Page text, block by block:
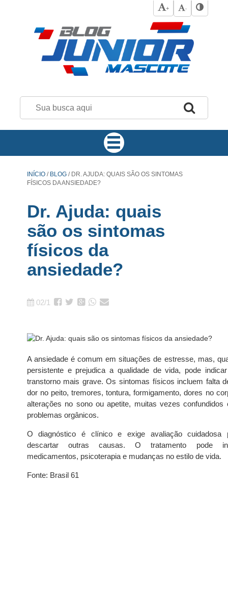
+ -
INÍCIO / BLOG /DR. AJUDA: QUAIS SÃO OS SINTOMAS
FÍSICOS DA ANSIEDADE?
Dr. Ajuda: quais
são os sintomas
físicos da
ansiedade?
02/1
A ansiedade é comum em situações de estresse, mas,
persistente e prejudica a qualidade de vida, pode
transtorno mais grave. Os sintomas físicos incluem falta
dor no peito, tremores, tontura, formigamento, dores no
alterações no sono ou apetite, muitas vezes confundidos
problemas orgânicos.
O diagnóstico é clínico e exige avaliação cuidadosa
descartar outras causas. O tratamento pode
medicamentos, psicoterapia e mudanças no estilo de vida.
Fonte: Brasil 61